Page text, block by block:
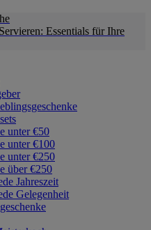
Essentials für Ihre
unter €50
unter €100
unter €250
über €250
Jahreszeit
Gelegenheit